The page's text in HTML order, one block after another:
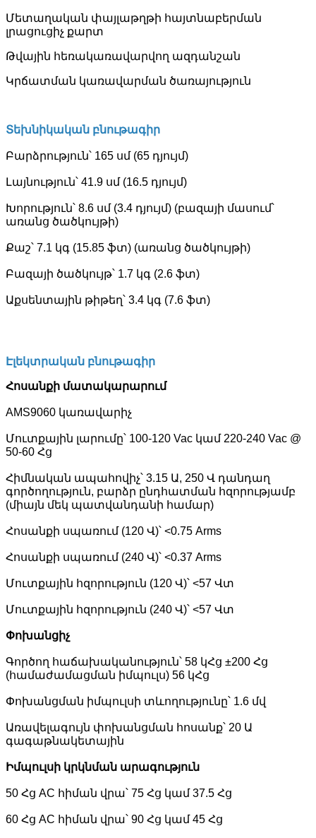
Մետաղական փայլաթղթի հայտնաբերման
լրացուցիչ քարտ
Թվային հեռակառավարվող ազդանշան
Կրճատման կառավարման ծառայություն
Տեխնիկական բնութագիր
Բարձրություն՝ 165 սմ (65 դյույմ)
Լայնություն՝ 41.9 սմ (16.5 դյույմ)
Խորություն՝ 8.6 սմ (3.4 դյույմ) (բազայի մասում՝
առանց ծածկույթի)
Քաշ՝ 7.1 կգ (15.85 ֆտ) (առանց ծածկույթի)
Բազայի ծածկույթ՝ 1.7 կգ (2.6 ֆտ)
Աքսենտային թիթեղ՝ 3.4 կգ (7.6 ֆտ)
Էլեկտրական բնութագիր
Հոսանքի մատակարարում
AMS9060 կառավարիչ
Մուտքային լարումը՝ 100-120 Vac կամ 220-240 Vac @
50-60 Հց
Հիմնական ապահովիչ՝ 3.15 Ա, 250 Վ դանդաղ
գործողություն, բարձր ընդհատման հզորությամբ
(միայն մեկ պատվանդանի համար)
Հոսանքի սպառում (120 Վ)՝ <0.75 Arms
Հոսանքի սպառում (240 Վ)՝ <0.37 Arms
Մուտքային հզորություն (120 Վ)՝ <57 Վտ
Մուտքային հզորություն (240 Վ)՝ <57 Վտ
Փոխանցիչ
Գործող հաճախականություն՝ 58 կՀց ±200 Հց
(համաժամացման իմպուլս) 56 կՀց
Փոխանցման իմպուլսի տևողությունը՝ 1.6 մվ
Առավելագույն փոխանցման հոսանք՝ 20 Ա
գագաթնակետային
Իմպուլսի կրկնման արագություն
50 Հց AC հիման վրա՝ 75 Հց կամ 37.5 Հց
60 Հց AC հիման վրա՝ 90 Հց կամ 45 Հց